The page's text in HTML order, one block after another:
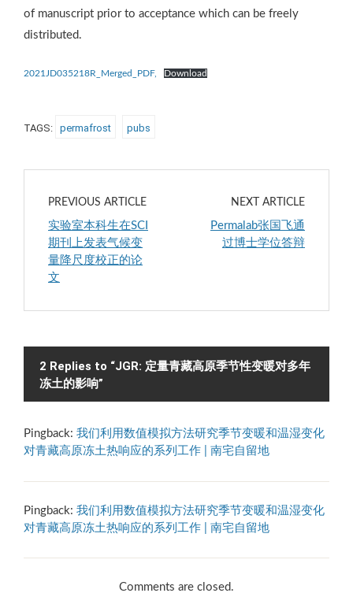
of manuscript prior to acceptance which can be freely
distributed.
2021JD035218R_Merged_PDF, Download
TAGS: permafrost pubs
PREVIOUS ARTICLE
实验室本科生在SCI
期刊上发表气候变
量降尺度校正的论
文
NEXT ARTICLE
Permalab张国飞通
过博士学位答辩
2 Replies to “JGR: 定量青藏高原季节性变暖对多年
冻土的影响”
Pingback: 我们利用数值模拟方法研究季节变暖和温湿变化
对青藏高原冻土热响应的系列工作 | 南宅自留地
Pingback: 我们利用数值模拟方法研究季节变暖和温湿变化
对青藏高原冻土热响应的系列工作 | 南宅自留地
Comments are closed.